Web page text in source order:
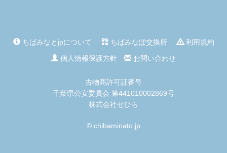
ちばみなとjpについて ちばみなぽ交換所
利用規約
個人情報保護方針
お問い合わせ
古物商許可証番号
千葉県公安委員会 第441010002869号
株式会社せひら
© chibaminato.jp